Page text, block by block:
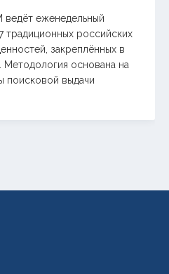
ведёт еженедельный
традиционных российских
закреплённых в
основана на
поисковой выдачи